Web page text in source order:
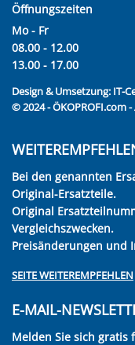
Öffnungszeiten
Mo - Fr
08.00 - 12.00
13.00 - 17.00
Design & Umsetzung: IT-
© 2024 - ÖKOPROFI.com
Bei den genannten
Original-Ersatzteile.
Original
Vergleichszwecken.
Preisänderungen und
SEITE WEITEREMPFEHLEN
E-MAIL-
Melden Sie sich gratis